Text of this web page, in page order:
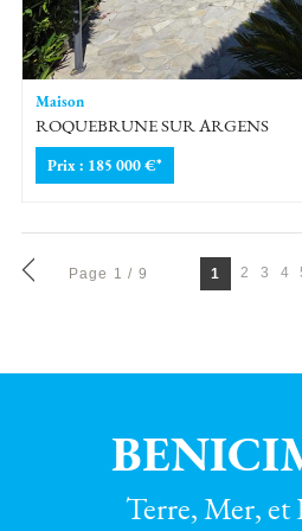
Maison
ROQUEBRUNE SUR ARGENS
Prix : 185 000 €*
Page 1 / 9 1 2 3 4
Terre, Mer, et